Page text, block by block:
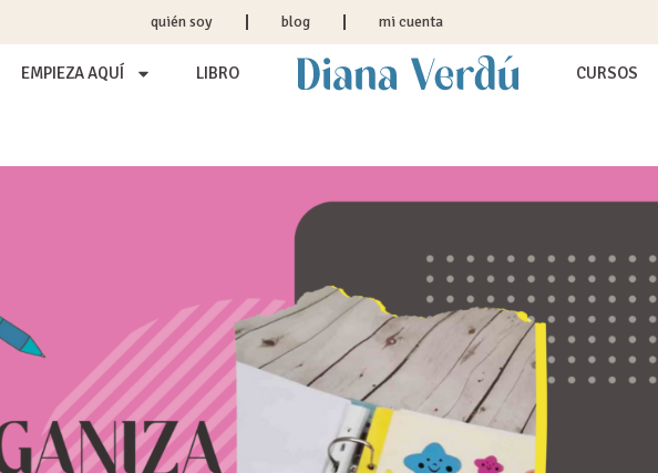
quién soy blog mi cuenta
EMPIEZA AQUÍ LIBRO CURSOS